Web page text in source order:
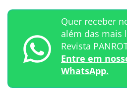
Quer receber
além das mais
Revista
Entre em
WhatsApp.